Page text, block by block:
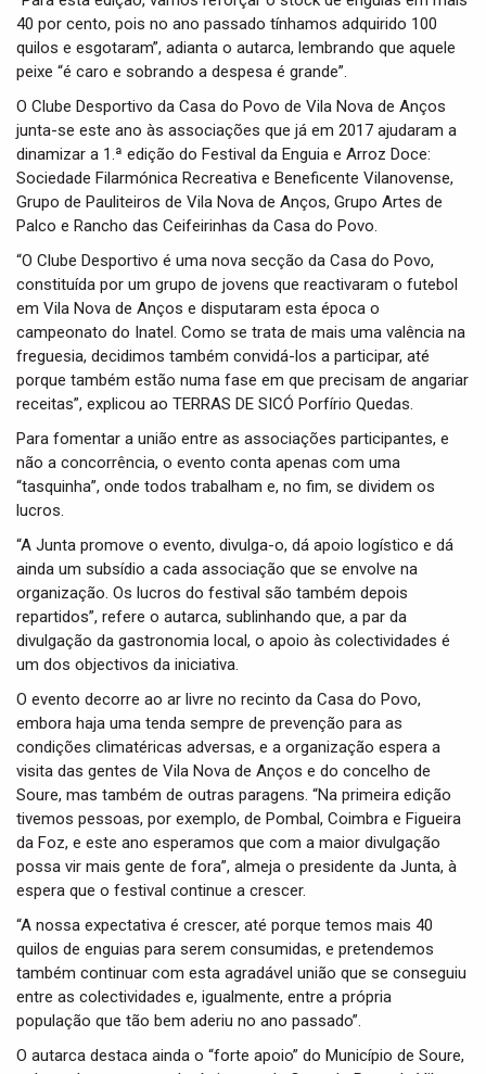
40 por cento, pois no ano passado tínhamos adquirido 100
quilos e esgotaram”, adianta o autarca, lembrando que aquele
peixe “é caro e sobrando a despesa é grande”.
O Clube Desportivo da Casa do Povo de Vila Nova de Anços
junta-se este ano às associações que já em 2017 ajudaram a
dinamizar a 1.ª edição do Festival da Enguia e Arroz Doce:
Sociedade Filarmónica Recreativa e Beneficente Vilanovense,
Grupo de Pauliteiros de Vila Nova de Anços, Grupo Artes de
Palco e Rancho das Ceifeirinhas da Casa do Povo.
“O Clube Desportivo é uma nova secção da Casa do Povo,
constituída por um grupo de jovens que reactivaram o futebol
em Vila Nova de Anços e disputaram esta época o
campeonato do Inatel. Como se trata de mais uma valência na
freguesia, decidimos também convidá-los a participar, até
porque também estão numa fase em que precisam de angariar
receitas”, explicou ao TERRAS DE SICÓ Porfírio Quedas.
Para fomentar a união entre as associações participantes, e
não a concorrência, o evento conta apenas com uma
“tasquinha”, onde todos trabalham e, no fim, se dividem os
lucros.
“A Junta promove o evento, divulga-o, dá apoio logístico e dá
ainda um subsídio a cada associação que se envolve na
organização. Os lucros do festival são também depois
repartidos”, refere o autarca, sublinhando que, a par da
divulgação da gastronomia local, o apoio às colectividades é
um dos objectivos da iniciativa.
O evento decorre ao ar livre no recinto da Casa do Povo,
embora haja uma tenda sempre de prevenção para as
condições climatéricas adversas, e a organização espera a
visita das gentes de Vila Nova de Anços e do concelho de
Soure, mas também de outras paragens. “Na primeira edição
tivemos pessoas, por exemplo, de Pombal, Coimbra e Figueira
da Foz, e este ano esperamos que com a maior divulgação
possa vir mais gente de fora”, almeja o presidente da Junta, à
espera que o festival continue a crescer.
“A nossa expectativa é crescer, até porque temos mais 40
quilos de enguias para serem consumidas, e pretendemos
também continuar com esta agradável união que se conseguiu
entre as colectividades e, igualmente, entre a própria
população que tão bem aderiu no ano passado”.
O autarca destaca ainda o “forte apoio” do Município de Soure,